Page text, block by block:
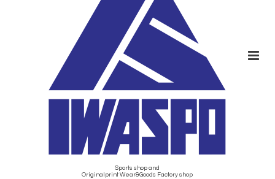
Sports shop and
Originalprint Wear&Goods Factory shop